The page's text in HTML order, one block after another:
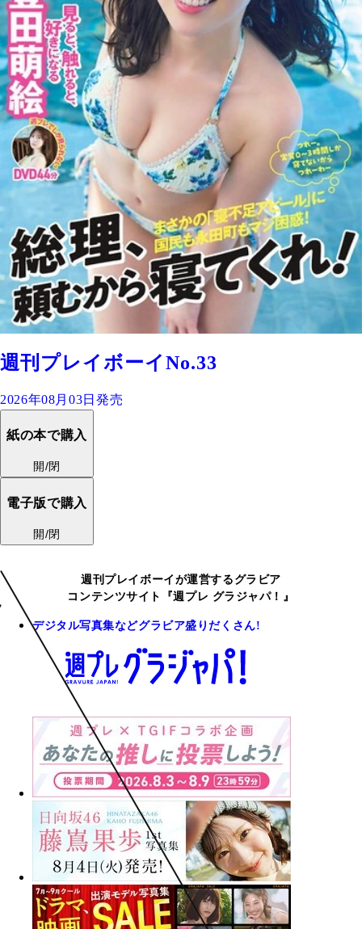
週刊プレイボーイNo.33
2026年08月03日発売
紙の本で購入
開/閉
電子版で購入
開/閉
週刊プレイボーイが運営するグラビア
コンテンツサイト『週プレ グラジャパ！』
デジタル写真集などグラビア盛りだくさん!